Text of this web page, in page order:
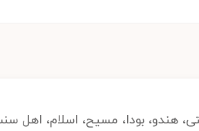
هندو، بودا، مسیح، اسلام، اهل